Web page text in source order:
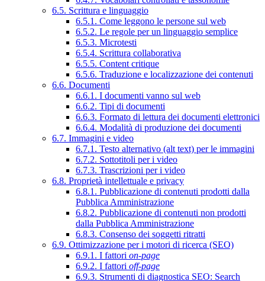
6.5. Scrittura e linguaggio
6.5.1. Come leggono le persone sul web
6.5.2. Le regole per un linguaggio semplice
6.5.3. Microtesti
6.5.4. Scrittura collaborativa
6.5.5. Content critique
6.5.6. Traduzione e localizzazione dei contenuti
6.6. Documenti
6.6.1. I documenti vanno sul web
6.6.2. Tipi di documenti
6.6.3. Formato di lettura dei documenti elettronici
6.6.4. Modalità di produzione dei documenti
6.7. Immagini e video
6.7.1. Testo alternativo (alt text) per le immagini
6.7.2. Sottotitoli per i video
6.7.3. Trascrizioni per i video
6.8. Proprietà intellettuale e privacy
6.8.1. Pubblicazione di contenuti prodotti dalla
Pubblica Amministrazione
6.8.2. Pubblicazione di contenuti non prodotti
dalla Pubblica Amministrazione
6.8.3. Consenso dei soggetti ritratti
6.9. Ottimizzazione per i motori di ricerca (SEO)
6.9.1. I fattori on-page
6.9.2. I fattori off-page
6.9.3. Strumenti di diagnostica SEO: Search